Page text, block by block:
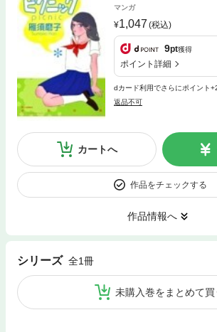
マンガ
1,047 (税込)
9pt獲得
ポイント詳細
dカード利用でさらにポイント
返品不可
カートへ
作品をチェックする
作品情報へ
シリーズ 全1冊
未購入巻をまとめて買